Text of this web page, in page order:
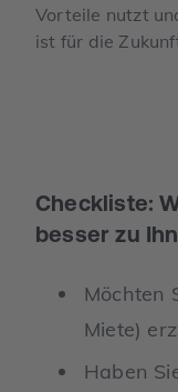
Vorteile nutzt
ist für die
Checkliste:
besser zu
Möchten
Miete)
Haben